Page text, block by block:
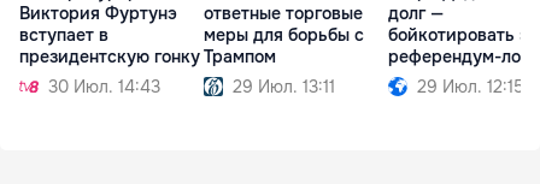
Виктория Фуртунэ
вступает в
президентскую гонку
30 Июл. 14:43
ответные торговые
меры для борьбы с
Трампом
29 Июл. 13:11
долг —
бойкотировать
референдум-
29 Июл. 12:15